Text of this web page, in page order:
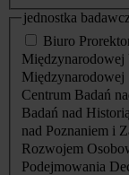
jednostka
Biuro
Międzynarodowej
Międzynarodowej
Centrum Badań
Badań nad
nad Poznaniem i
Rozwojem
Podejmowania